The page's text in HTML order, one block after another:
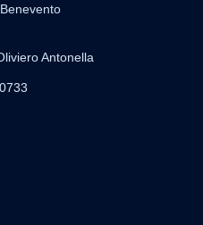
Antonella